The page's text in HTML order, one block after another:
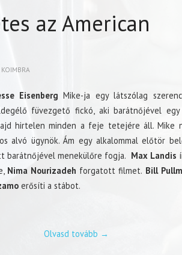
az American
KOIMBRA
Eisenberg Mike-ja egy látszólag
füvezgető fickó, aki barátnőjével egy
hirtelen minden a feje tetejére áll. Mike
alvó ügynök. Ám egy alkalommal előtör
barátnőjével menekülőre fogja. Max Landis
Nima Nourizadeh forgatott filmet. Bill
erősíti a stábot.
Olvasd tovább →